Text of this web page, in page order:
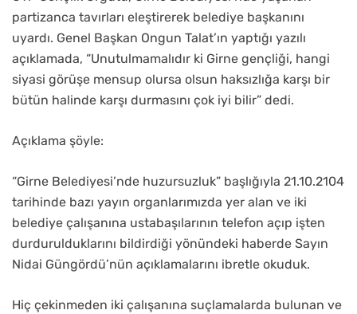
partizanca tavırları eleştirerek belediye başkanını
uyardı. Genel Başkan Ongun Talat’ın yaptığı yazılı
açıklamada, “Unutulmamalıdır ki Girne gençliği, hangi
siyasi görüşe mensup olursa olsun haksızlığa karşı bir
bütün halinde karşı durmasını çok iyi bilir” dedi.
Açıklama şöyle:
“Girne Belediyesi’nde huzursuzluk” başlığıyla 21.10.2104
tarihinde bazı yayın organlarımızda yer alan ve iki
belediye çalışanına ustabaşılarının telefon açıp işten
durdurulduklarını bildirdiği yönündeki haberde Sayın
Nidai Güngördü’nün açıklamalarını ibretle okuduk.
Hiç çekinmeden iki çalışanına suçlamalarda bulunan ve